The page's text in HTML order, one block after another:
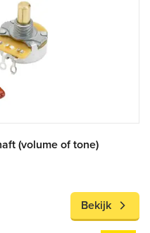
(volume of tone)
Bekijk